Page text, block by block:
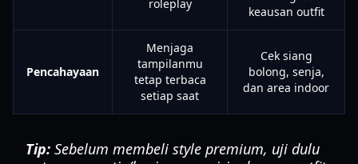
roleplay
keausan outfit
Pencahayaan
Menjaga
tampilanmu
tetap terbaca
setiap saat
Cek siang
bolong, senja,
dan area indoor
Tip: Sebelum membeli style premium, uji dulu